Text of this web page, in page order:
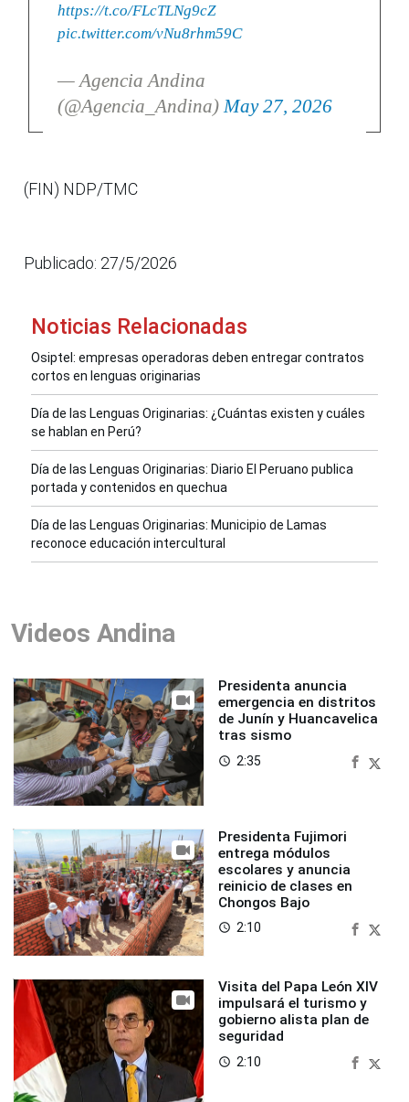
https://t.co/FLcTLNg9cZ
pic.twitter.com/vNu8rhm59C
— Agencia Andina
(@Agencia_Andina) May 27, 2026
(FIN) NDP/TMC
Publicado: 27/5/2026
Noticias Relacionadas
Osiptel: empresas operadoras deben entregar contratos
cortos en lenguas originarias
Día de las Lenguas Originarias: ¿Cuántas existen y cuáles
se hablan en Perú?
Día de las Lenguas Originarias: Diario El Peruano publica
portada y contenidos en quechua
Día de las Lenguas Originarias: Municipio de Lamas
reconoce educación intercultural
Videos Andina
Presidenta anuncia
emergencia en distritos
de Junín y Huancavelica
tras sismo
access_time 2:35
Presidenta Fujimori
entrega módulos
escolares y anuncia
reinicio de clases en
Chongos Bajo
access_time 2:10
Visita del Papa León XIV
impulsará el turismo y
gobierno alista plan de
seguridad
access_time 2:10